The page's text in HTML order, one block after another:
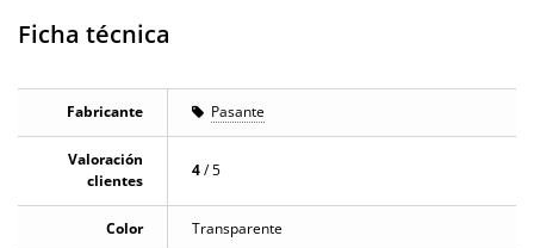
Sabor: mango, piña y coco.
Textura: superficie lisa de paredes paralelas.
Ancho nominal: 53 mm.
Longitud: 190 mm.
Cantidad: bolsa de 144 unidades (48 por sabor).
Fórmula: libre de alcohol y de origen animal (sin caseína).
Ficha técnica
Fabricante Pasante
Valoración
clientes
4/ 5
Color Transparente